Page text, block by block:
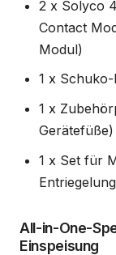
2 x Solyco
Contact
Modul)
1 x
1 x
Gerätefüße)
1 x Set für
All-in-One-
Einspeisung